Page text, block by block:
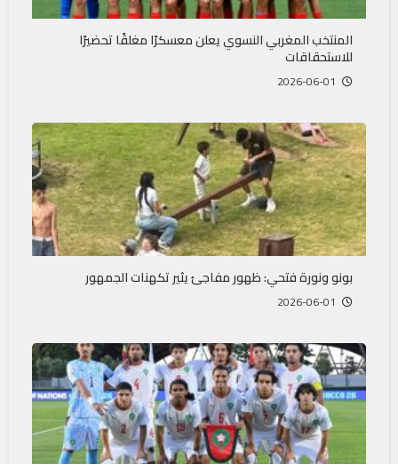
المنتخب المغربي النسوي يعلن معسكرًا مغلقًا تحضيرًا
للاستحقاقات
بونو ونورة فتحي: ظهور مفاجئ يثير تكهنات الجمهور